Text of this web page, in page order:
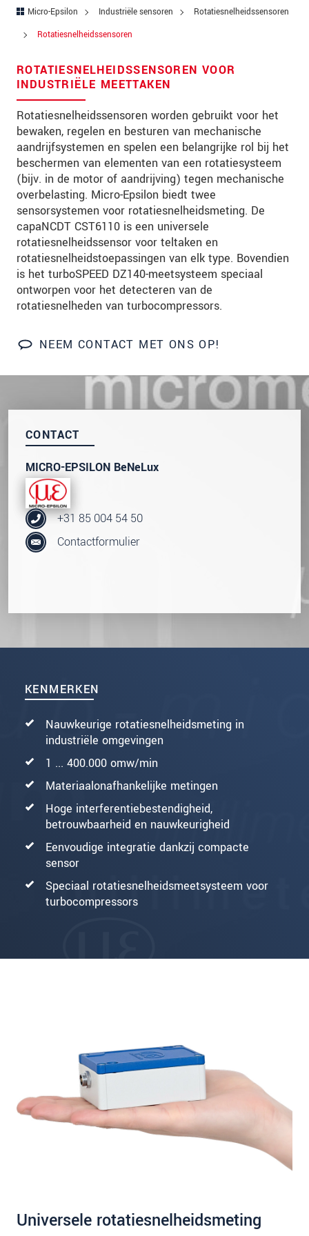
Micro-Epsilon Industriële sensoren
Rotatiesnelheidssensoren
Rotatiesnelheidssensoren
ROTATIESNELHEIDSSENSOREN VOOR
INDUSTRIËLE MEETTAKEN
Rotatiesnelheidssensoren worden gebruikt voor het
bewaken, regelen en besturen van mechanische
aandrijfsystemen en spelen een belangrijke rol bij het
beschermen van elementen van een rotatiesysteem
(bijv. in de motor of aandrijving) tegen mechanische
overbelasting. Micro-Epsilon biedt twee
sensorsystemen voor rotatiesnelheidsmeting. De
capaNCDT CST6110 is een universele
rotatiesnelheidssensor voor teltaken en
rotatiesnelheidstoepassingen van elk type. Bovendien
is het turboSPEED DZ140-meetsysteem speciaal
ontworpen voor het detecteren van de
rotatiesnelheden van turbocompressors.
NEEM CONTACT MET ONS OP!
KENMERKEN
Nauwkeurige rotatiesnelheidsmeting in
industriële omgevingen
1 ... 400.000 omw/min
Materiaalonafhankelijke metingen
Hoge interferentiebestendigheid,
betrouwbaarheid en nauwkeurigheid
Eenvoudige integratie dankzij compacte
sensor
Speciaal rotatiesnelheidsmeetsysteem voor
turbocompressors
CONTACT
MICRO-EPSILON BeNeLux
+31 85 004 54 50
Contactformulier
Postcode
Land *
Telefoon
E-mail*
Bericht *
Houd mij op de hoogte van
productinnovaties via e-mail.
* Verplichte velden
BERICHT VERZENDEN
Universele rotatiesnelheidsmeting